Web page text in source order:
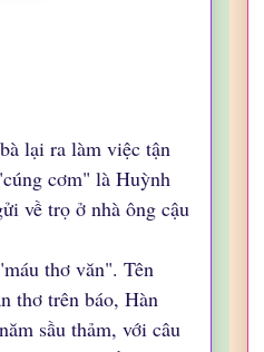
lại ra làm việc tận
cơm" là Huỳnh
về trọ ở nhà ông cậu
thơ văn". Tên
thơ trên báo, Hàn
sầu thảm, với câu